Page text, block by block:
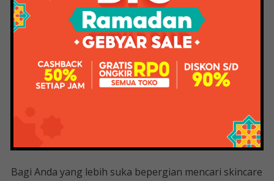
sebelum membeli. Berapa rata-rata respon pembeli di
toko tersebut. Dan apakah produk yang dijual benar-
benar original atau tidak!
Bila perlu tanyakan langsung atau gabung di kolom
komentar. Gunanya adalah mencari informasi sedetail
berbahaya, sehingga uang anda lebih aman dan kulit
Bagi Anda yang lebih suka bepergian mencari skincare